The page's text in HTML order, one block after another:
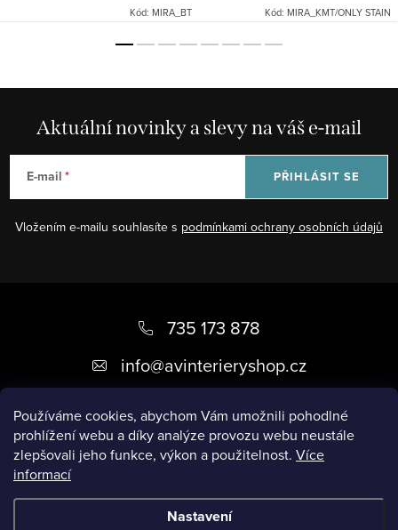
Používáme cookies, abychom Vám umožnili pohodlné
prohlížení webu a díky analýze provozu webu neustále
zlepšovali jeho funkce, výkon a použitelnost. Více
informací
Nastavení
Kód: MIRA_BT Kód: MIRA_KMT/ONLY STAIN
Aktuální novinky a slevy na váš e-mail
E-mail
Vložením e-mailu souhlasíte s podmínkami ochrany osobních údajů
PŘIHLÁSIT SE
a
735 173 878
info@avinterieryshop.cz
Užitečné informace